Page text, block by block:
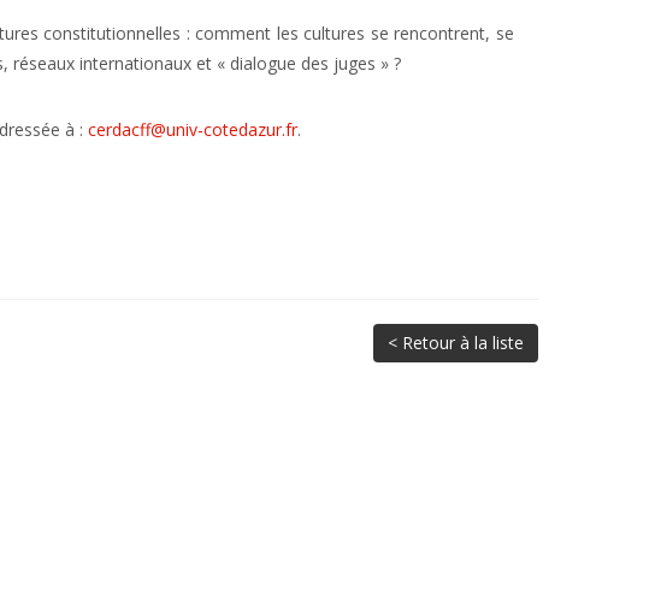
constitutionnelles : comment les cultures se rencontrent, se
internationaux et « dialogue des juges » ?
à : cerdacff@univ-cotedazur.fr.
< Retour à la liste